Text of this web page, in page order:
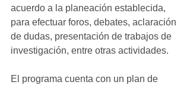
acuerdo a la planeación establecida,
para efectuar foros, debates, aclaración
de dudas, presentación de trabajos de
investigación, entre otras actividades.
El programa cuenta con un plan de